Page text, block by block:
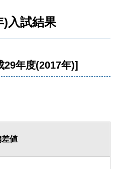
)入試結果
年度(2017年)]
差値